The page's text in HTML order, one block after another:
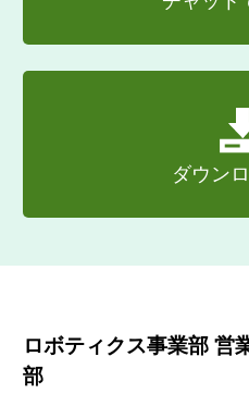
ダウン
ロボティクス事業部 営
部